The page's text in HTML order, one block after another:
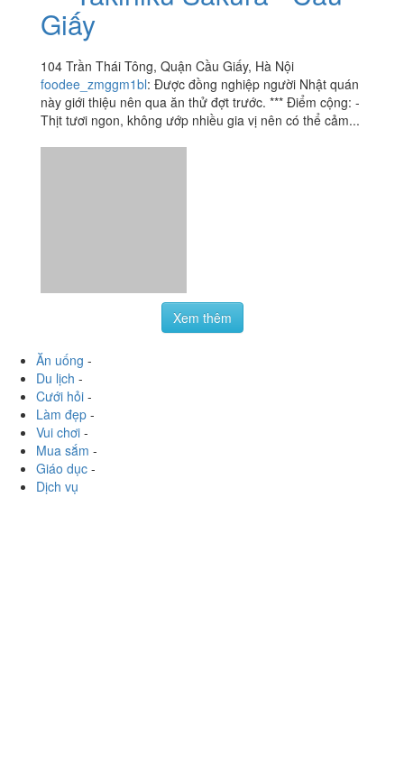
4.4/ 5Yakiniku Sakura - Cầu
Xem thêm
Ăn uống
Du lịch-
Cưới hỏi-
Làm đẹp-
Vui chơi-
Mua sắm -
Giáo dục